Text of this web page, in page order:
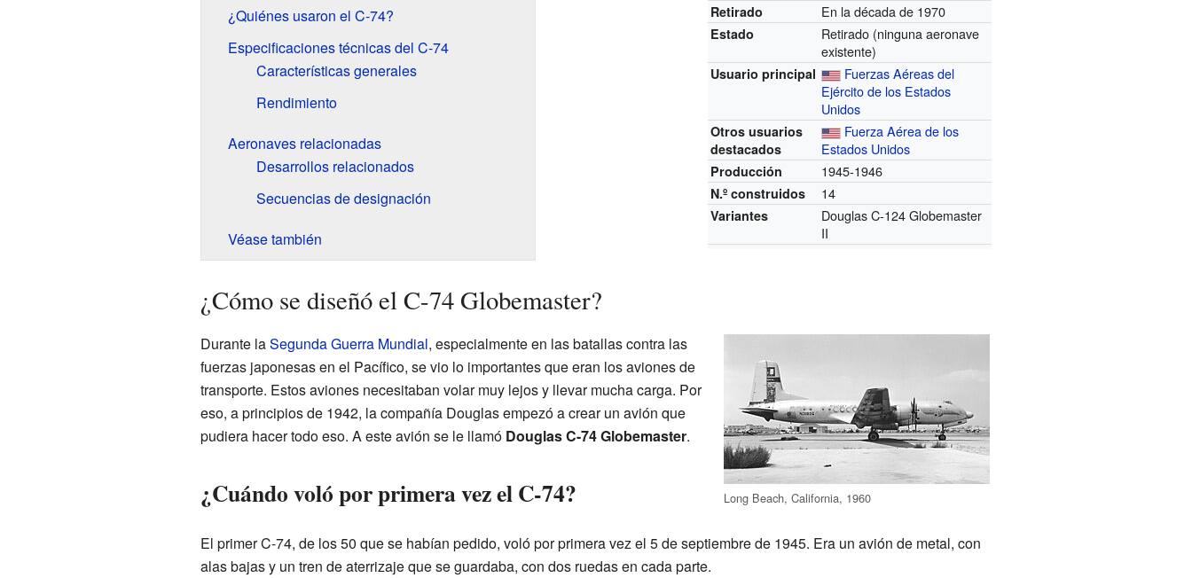
Retirado En la década de 1970
Estado
Retirado (ninguna aeronave
existente)
Usuario principal
Fuerzas Aéreas del
Ejército de los Estados
Unidos
Otros usuarios
destacados
Fuerza Aérea de los
Estados Unidos
Producción 1945-1946
N.º construidos 14
Variantes
Douglas C-124 Globemaster
II
¿Quiénes usaron el C-74?
Especificaciones técnicas del C-74
Características generales
Rendimiento
Aeronaves relacionadas
Desarrollos relacionados
Secuencias de designación
Véase también
¿Cómo se diseñó el C-74 Globemaster?
Long Beach, California, 1960
Durante laSegunda Guerra Mundial, especialmente en las batallas contra las
fuerzas japonesas en el Pacífico, se vio lo importantes que eran los aviones de
transporte. Estos aviones necesitaban volar muy lejos y llevar mucha carga. Por
eso, a principios de 1942, la compañía Douglas empezó a crear un avión que
pudiera hacer todo eso. A este avión se le llamó Douglas C-74 Globemaster.
¿Cuándo voló por primera vez el C-74?
El primer C-74, de los 50 que se habían pedido, voló por primera vez el 5 de septiembre de 1945. Era un avión de metal, con
alas bajas y un tren de aterrizaje que se guardaba, con dos ruedas en cada parte.